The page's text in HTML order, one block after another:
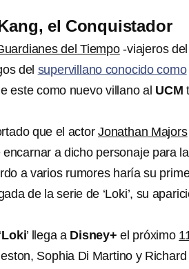
el Conquistador
del Tiempo-viajeros del
del supervillano conocido como
este como nuevo villano al UCM
que el actorJonathan Majors
encarnar a dicho personaje para
a varios rumores haría su
de la serie de ‘Loki’, su
Loki’ llega a Disney+el próximo
Sophia Di Martino y Richard